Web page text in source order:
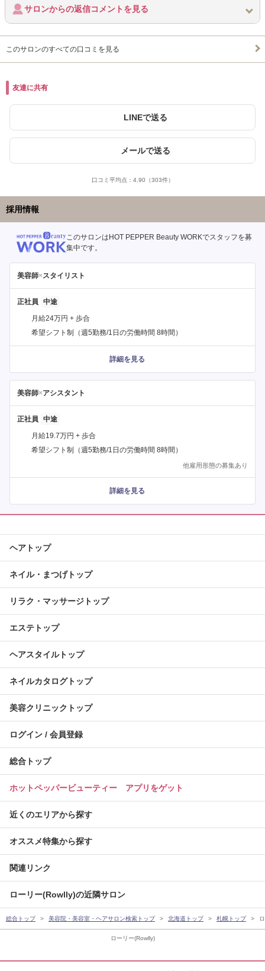
ローリー(Rowlly)
サロンからの返信コメントを見る
このサロンのすべての口コミを見る
友達に共有
LINEで送る
メールで送る
口コミ平均点： 4.90 （303件）
採用情報
このサロンはHOT PEPPER Beauty WORKでスタッフを募
集中です。
美容師×スタイリスト
正社員
月給24万円 + 歩合
希望シフト制（週5勤務/1日の労働時間 8時間）
詳細を見る
美容師×アシスタント
正社員
月給19.7万円 + 歩合
希望シフト制（週5勤務/1日の労働時間 8時間）
他雇用形態の募集あり
詳細を見る
ヘアトップ
ネイル・まつげトップ
リラク・マッサージトップ
エステトップ
ヘアスタイルトップ
ネイルカタログトップ
美容クリニックトップ
ログイン / 会員登録
総合トップ
ホットペッパービューティー アプリをゲット
近くのエリアから探す
オススメ特集から探す
関連リンク
ローリー(Rowlly)の近隣サロン
総合トップ 美容院・美容室・ヘアサロン検索トップ 北海道トップ 札幌トップ